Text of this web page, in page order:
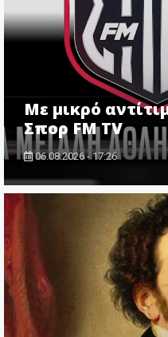
Με μικρό
Σπορ FM TV
06.08.2026 - 17:26